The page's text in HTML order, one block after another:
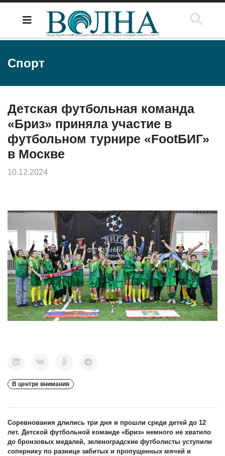
Спорт
Детская футбольная команда
«Бриз» приняла участие в
футбольном турнире «FootБИГ»
в Москве
10.12.2024
В центре внимания
Соревнования длились три дня и прошли среди детей до 12
лет. Детской футбольной команде «Бриз» немного не хватило
до бронзовых медалей, зеленоградские футболисты уступили
сопернику по разнице забитых и пропущенных мячей и